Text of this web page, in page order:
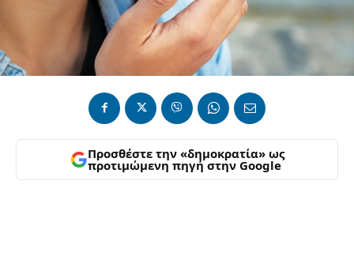
Προσθέστε την «δημοκρατία» ως
προτιμώμενη πηγή στην Google